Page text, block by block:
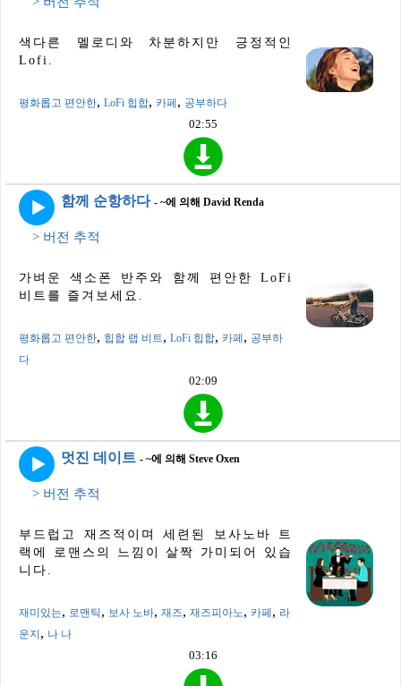
색다른 멜로디와 차분하지만 긍정적인
Lofi.
평화롭고 편안한, LoFi 힙합, 카페, 공부하다
02:55
함께 순항하다 - ~에 의해 David Renda
> 버전 추적
가벼운 색소폰 반주와 함께 편안한 LoFi
비트를 즐겨보세요.
평화롭고 편안한, 힙합 랩 비트, LoFi 힙합, 카페 , 공부하
다
02:09
멋진 데이트 - ~에 의해 Steve Oxen
> 버전 추적
부드럽고 재즈적이며 세련된 보사노바 트
랙에 로맨스의 느낌이 살짝 가미되어 있습
니다.
재미있는, 로맨틱 , 보사 노바, 재즈, 재즈피아노, 카페 , 라
운지 , 나 나
03:16